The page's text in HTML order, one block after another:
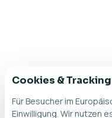
Cookies & Tracking
Für Besucher im
Einwilligung. Wir nutzen